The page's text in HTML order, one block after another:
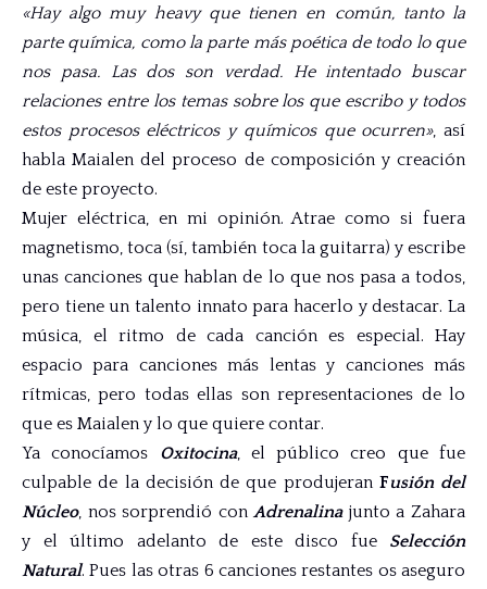
«Hay algo muy heavy que tienen en común, tanto la
parte química, como la parte más poética de todo lo que
nos pasa. Las dos son verdad. He intentado buscar
relaciones entre los temas sobre los que escribo y todos
estos procesos eléctricos y químicos que ocurren», así
habla Maialen del proceso de composición y creación
de este proyecto.
Mujer eléctrica, en mi opinión. Atrae como si fuera
magnetismo, toca (sí, también toca la guitarra) y escribe
unas canciones que hablan de lo que nos pasa a todos,
pero tiene un talento innato para hacerlo y destacar. La
música, el ritmo de cada canción es especial. Hay
espacio para canciones más lentas y canciones más
rítmicas, pero todas ellas son representaciones de lo
que es Maialen y lo que quiere contar.
Ya conocíamos Oxitocina, el público creo que fue
culpable de la decisión de que produjeran Fusión del
Núcleo, nos sorprendió conAdrenalinajunto a Zahara
y el último adelanto de este disco fue Selección
Natural. Pues las otras 6 canciones restantes os aseguro